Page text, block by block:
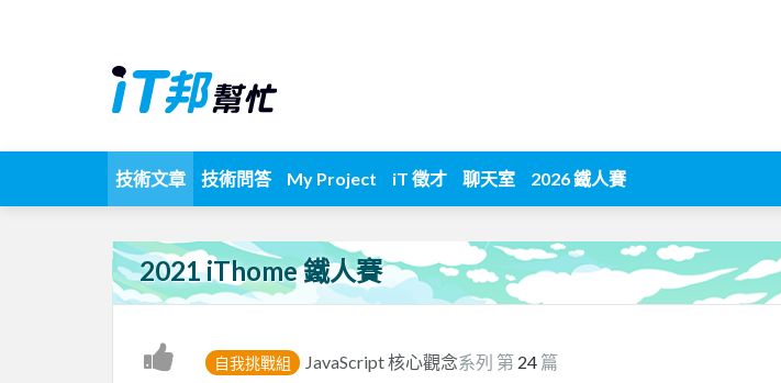
技術文章 技術問答 My Project iT 徵才 聊天室 2026 鐵人賽
2021 iThome 鐵人賽
自我挑戰組 JavaScript 核心觀念系列 第 24 篇